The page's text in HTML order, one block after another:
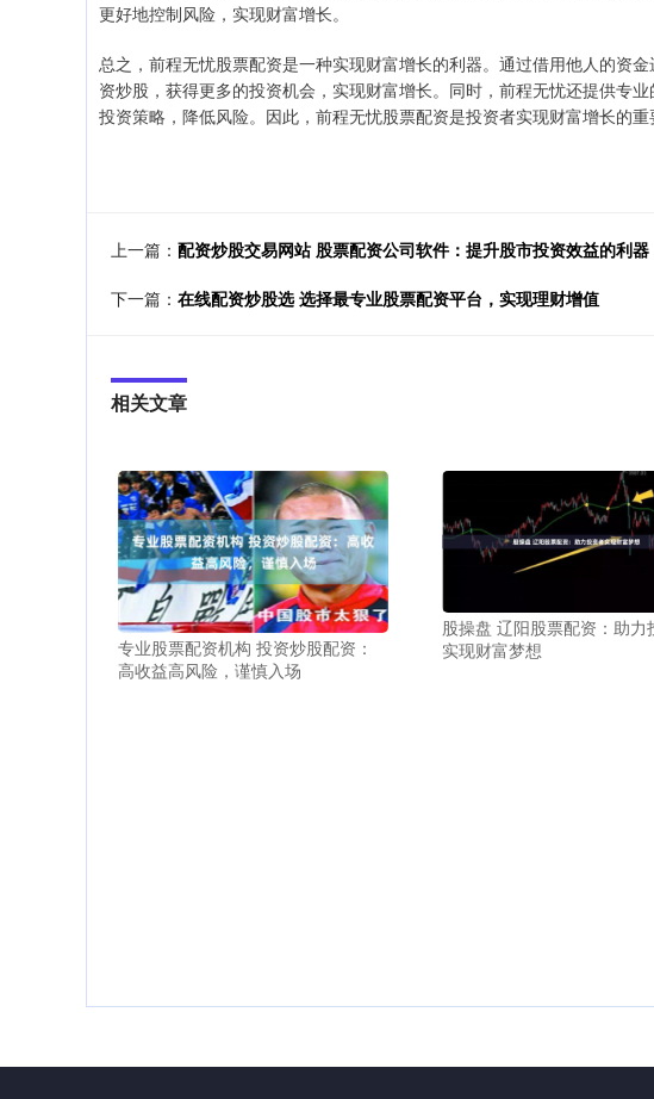
更好地控制风险，实现财富增长。
总之，前程无忧股票配资是一种实现财富增长的利器。通过借用他人的资
资炒股，获得更多的投资机会，实现财富增长。同时，前程无忧还提供专
投资策略，降低风险。因此，前程无忧股票配资是投资者实现财富增长的重
上一篇： 配资炒股交易网站 股票配资公司软件：提升股市投资效益的利器
下一篇： 在线配资炒股选 选择最专业股票配资平台，实现理财增值
相关文章
专业股票配资机构 投资炒股配资：
高收益高风险，谨慎入场
股操盘 辽阳股票配资：助力
实现财富梦想